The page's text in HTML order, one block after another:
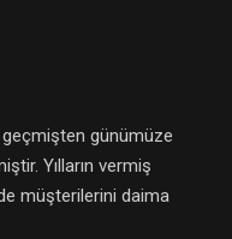
günümüze
Yılların vermiş
müşterilerini daima